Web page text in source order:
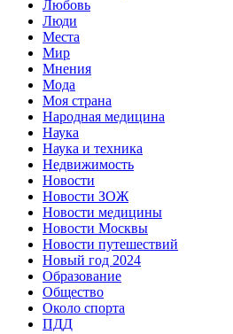
Любовь
Люди
Места
Мир
Мнения
Мода
Моя страна
Народная медицина
Наука
Наука и техника
Недвижимость
Новости
Новости ЗОЖ
Новости медицины
Новости Москвы
Новости путешествий
Новый год 2024
Образование
Общество
Около спорта
ПДД